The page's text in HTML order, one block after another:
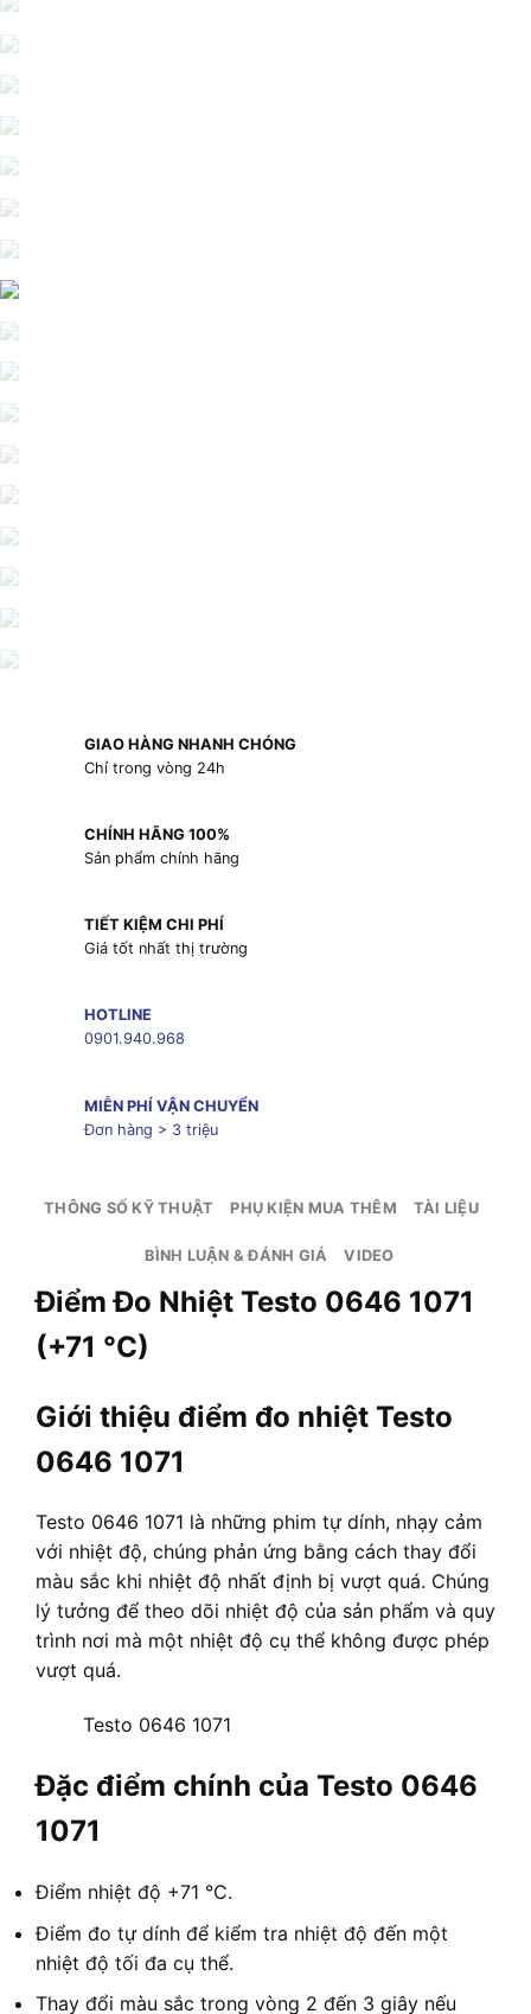
GIAO HÀNG NHANH CHÓNG
Chỉ trong vòng 24h
CHÍNH HÃNG 100%
Sản phẩm chính hãng
TIẾT KIỆM CHI PHÍ
Giá tốt nhất thị trường
HOTLINE
0901.940.968
MIỄN PHÍ VẬN CHUYỂN
Đơn hàng > 3 triệu
THÔNG SỐ KỸ THUẬT PHỤ KIỆN MUA THÊM TÀI LIỆU
BÌNH LUẬN & ĐÁNH GIÁ VIDEO
Điểm Đo Nhiệt Testo 0646 1071
(+71 °C)
Giới thiệu điểm đo nhiệt Testo
0646 1071
Testo 0646 1071 là những phim tự dính, nhạy cảm
với nhiệt độ, chúng phản ứng bằng cách thay đổi
màu sắc khi nhiệt độ nhất định bị vượt quá. Chúng
lý tưởng để theo dõi nhiệt độ của sản phẩm và quy
trình nơi mà một nhiệt độ cụ thể không được phép
vượt quá.
Testo 0646 1071
Đặc điểm chính của Testo 0646
1071
Điểm nhiệt độ +71 °C.
Điểm đo tự dính để kiểm tra nhiệt độ đến một
nhiệt độ tối đa cụ thể.
Thay đổi màu sắc trong vòng 2 đến 3 giây nếu